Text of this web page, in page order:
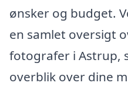
ønsker og budget.
en samlet oversigt
fotografer i Astrup,
overblik over dine